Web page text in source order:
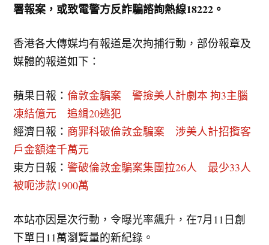
署報案，或致電警方反詐騙諮詢熱線18222。
香港各大傳媒均有報道是次拘捕行動，部份報章及
媒體的報道如下：
蘋果日報：倫敦金騙案 警撿美人計劇本 拘3主腦
凍結億元 追緝20逃犯
經濟日報： 商罪科破倫敦金騙案 涉美人計招攬客
戶金額達千萬元
東方日報：警破倫敦金騙案集團拉26人 最少33人
被呃涉款1900萬
本站亦因是次行動，令曝光率飆升，在7月11日創
下單日11萬瀏覽量的新紀錄。